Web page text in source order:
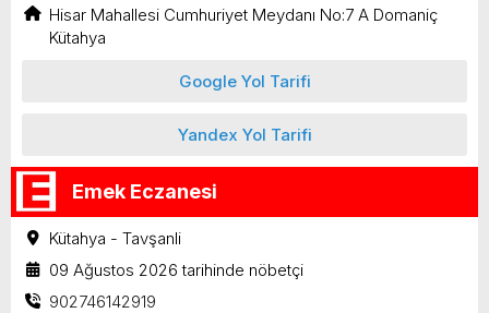
Hisar Mahallesi Cumhuriyet Meydanı No:7 A Domaniç
Kütahya
Google Yol Tarifi
Yandex Yol Tarifi
Emek Eczanesi
Kütahya - Tavşanli
09 Ağustos 2026 tarihinde nöbetçi
902746142919